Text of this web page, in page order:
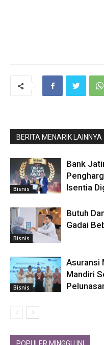
BERITA MENARIK LAINNYA
Bisnis
Bank
Isentia
Bisnis
Butuh
Gadai
Bisnis
Asuransi
Mandiri